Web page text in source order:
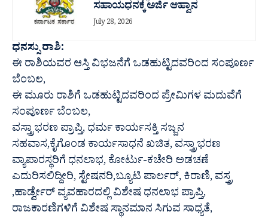
ಸಹಾಯಧನಕ್ಕೆ ಅರ್ಜಿ ಆಹ್ವಾನ
July 28, 2026
ಧನಸ್ಸು ರಾಶಿ:
ಈ ರಾಶಿಯವರ ಆಸ್ತಿ ವಿಭಜನೆಗೆ ಒಡಹುಟ್ಟಿದವರಿಂದ ಸಂಪೂರ್ಣ
ಬೆಂಬಲ,
ಈ ಮೂರು ರಾಶಿಗೆ ಒಡಹುಟ್ಟಿದವರಿಂದ ಪ್ರೇಮಿಗಳ ಮದುವೆಗೆ
ಸಂಪೂರ್ಣ ಬೆಂಬಲ,
ವಸ್ತ್ರಾಭರಣ ಪ್ರಾಪ್ತಿ, ಧರ್ಮ ಕಾರ್ಯಸಕ್ತಿ ಸಜ್ಜನ
ಸಹವಾಸ,ಕೈಗೊಂಡ ಕಾರ್ಯಸಾಧನೆ ಖಚಿತ, ವಸ್ತ್ರಾಭರಣ
ವ್ಯಾಪಾರಸ್ಥರಿಗೆ ಧನಲಾಭ, ಕೋರ್ಟು-ಕಚೇರಿ ಅಡಚಣೆ
ಎದುರಿಸಲಿದ್ದೀರಿ, ಸ್ಟೇಷನರಿ,ಬ್ಯೂಟಿ ಪಾರ್ಲರ್, ಕಿರಾಣಿ, ವಸ್ತ್ರ
,ಹಾರ್ಡ್ವೇರ್ ವ್ಯವಹಾರದಲ್ಲಿ ವಿಶೇಷ ಧನಲಾಭ ಪ್ರಾಪ್ತಿ,
ರಾಜಕಾರಣಿಗಳಿಗೆ ವಿಶೇಷ ಸ್ಥಾನಮಾನ ಸಿಗುವ ಸಾಧ್ಯತೆ,